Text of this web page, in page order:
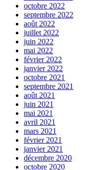
octobre 2022
septembre 2022
août 2022
juillet 2022
juin 2022
mai 2022
février 2022
janvier 2022
octobre 2021
septembre 2021
août 2021
juin 2021
mai 2021
avril 2021
mars 2021
février 2021
janvier 2021
décembre 2020
octobre 2020